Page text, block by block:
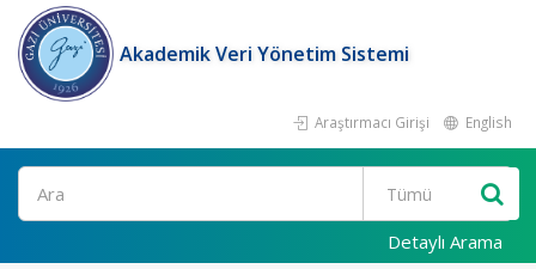
Akademik Veri Yönetim Sistemi
Araştırmacı Girişi English
Ara
Detaylı Arama